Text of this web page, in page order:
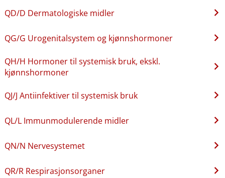
QD​/​D Dermatologiske midler
QG​/​G Urogenitalsystem og kjønnshormoner
QH​/​H Hormoner til systemisk bruk, ekskl.
kjønnshormoner
QJ​/​J Antiinfektiver til systemisk bruk
QL​/​L Immunmodulerende midler
QN​/​N Nervesystemet
QR​/​R Respirasjonsorganer